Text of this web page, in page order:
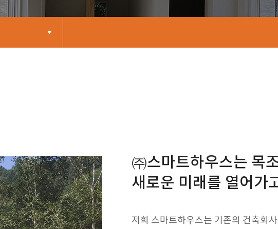
㈜스마트하우스는 목
새로운 미래를 열어가
저희 스마트하우스는 기존의 건축회